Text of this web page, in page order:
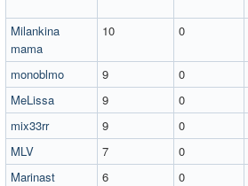
Milankina
mama
10 0
monoblmo 9
0
MeLissa
9
0
mix33rr
9
0
MLV
7
0
Marinast
6
0